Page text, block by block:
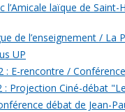
l’Amicale laïque de Saint-
de l’enseignement / La
UP
: E-rencontre /
: Projection Ciné-débat
débat de Jean-